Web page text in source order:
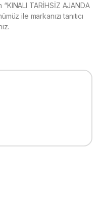
TARİHSİZ AJANDA
ile markanızı tanıtıcı